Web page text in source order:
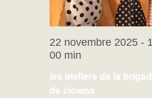
les ateliers de la
de clowns
22 novembre 2025 -
00 min